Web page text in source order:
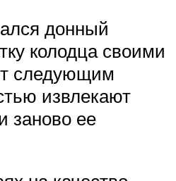
донный
колодца своими
следующим
извлекают
заново ее